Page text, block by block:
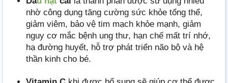
nhờ công dụng tăng cường sức khỏe tổng thể,
giảm viêm, bảo vệ tim mạch khỏe mạnh, giảm
nguy cơ mắc bệnh ung thư, hạn chế mất trí nhớ,
hạ đường huyết, hỗ trợ phát triển não bộ và hệ
thần kinh cho bé.